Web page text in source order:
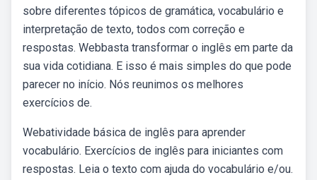
sobre diferentes tópicos de gramática, vocabulário e
interpretação de texto, todos com correção e
respostas. Webbasta transformar o inglês em parte da
sua vida cotidiana. E isso é mais simples do que pode
parecer no início. Nós reunimos os melhores
exercícios de.
Webatividade básica de inglês para aprender
vocabulário. Exercícios de inglês para iniciantes com
respostas. Leia o texto com ajuda do vocabulário e/ou.